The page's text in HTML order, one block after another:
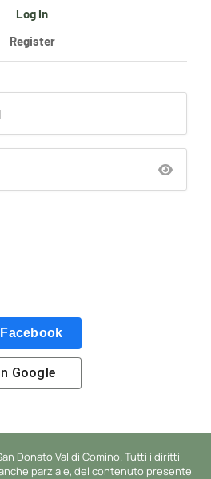
Log In
Register
Facebook
Google
Donato Val di Comino. Tutti i diritti
parziale, del contenuto presente